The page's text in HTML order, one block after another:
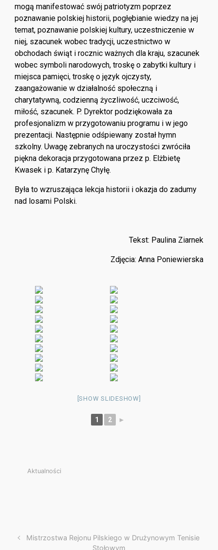
mogą manifestować swój patriotyzm poprzez
poznawanie polskiej historii, pogłębianie wiedzy na jej
temat, poznawanie polskiej kultury, uczestniczenie w
niej, szacunek wobec tradycji, uczestnictwo w
obchodach świąt i rocznic ważnych dla kraju, szacunek
wobec symboli narodowych, troskę o zabytki kultury i
miejsca pamięci, troskę o język ojczysty,
zaangażowanie w działalność społeczną i
charytatywną, codzienną życzliwość, uczciwość,
miłość, szacunek. P. Dyrektor podziękowała za
profesjonalizm w przygotowaniu programu i w jego
prezentacji. Następnie odśpiewany został hymn
szkolny. Uwagę zebranych na uroczystości zwróciła
piękna dekoracja przygotowana przez p. Elżbietę
Kwasek i p. Katarzynę Chyłę.
Była to wzruszająca lekcja historii i okazja do zadumy
nad losami Polski.
Tekst: Paulina Ziarnek
Zdjęcia: Anna Poniewierska
[SHOW SLIDESHOW]
1 2 ►
Aktualności
Mistrzostwa Rejonu Pilskiego w Drużynowym Tenisie
Stołowym